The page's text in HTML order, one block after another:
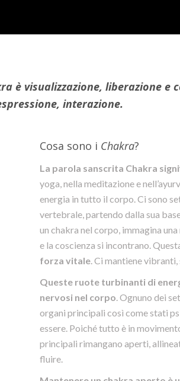
è visualizzazione, liberazione e
interazione.
Cosa sono i Chakra?
La parola sanscrita Chakra
yoga, nella meditazione e
energia in tutto il corpo. Ci sono
vertebrale, partendo dalla sua
un chakra nel corpo, immagina
e la coscienza si incontrano.
forza vitale . Ci mantiene vibranti,
Queste ruote turbinanti di
nervosi nel corpo . Ognuno dei
organi principali così come stati
essere. Poiché tutto è in
principali rimangano aperti,
fluire.